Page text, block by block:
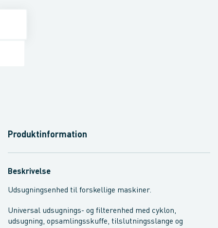
Produktinformation
Beskrivelse
Udsugningsenhed til forskellige maskiner.
Universal udsugnings- og filterenhed med cyklon,
udsugning, opsamlingsskuffe, tilslutningsslange og